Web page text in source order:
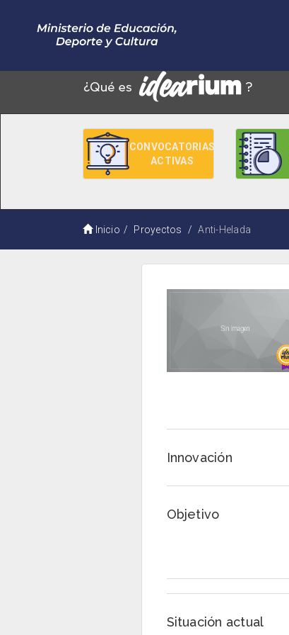
CONVOCATORIAS
ACTIVAS
Inicio Proyectos Anti-Helada
Innovación
Objetivo
Situación actual